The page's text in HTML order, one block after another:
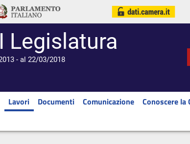
Legislatura
- al 22/03/2018
Lavori Documenti Comunicazione Conoscere la